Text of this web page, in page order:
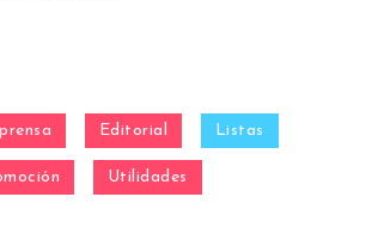
Editorial Listas
Utilidades